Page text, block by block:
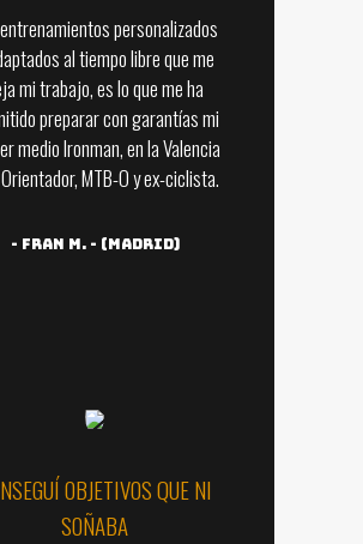
personalizados
al tiempo libre que me
mi trabajo, es lo que me ha
preparar con garantías mi
medio Ironman, en la Valencia
MTB-O y ex-ciclista.
- Fran M. - (Madrid)
OBJETIVOS QUE NI
SOÑABA